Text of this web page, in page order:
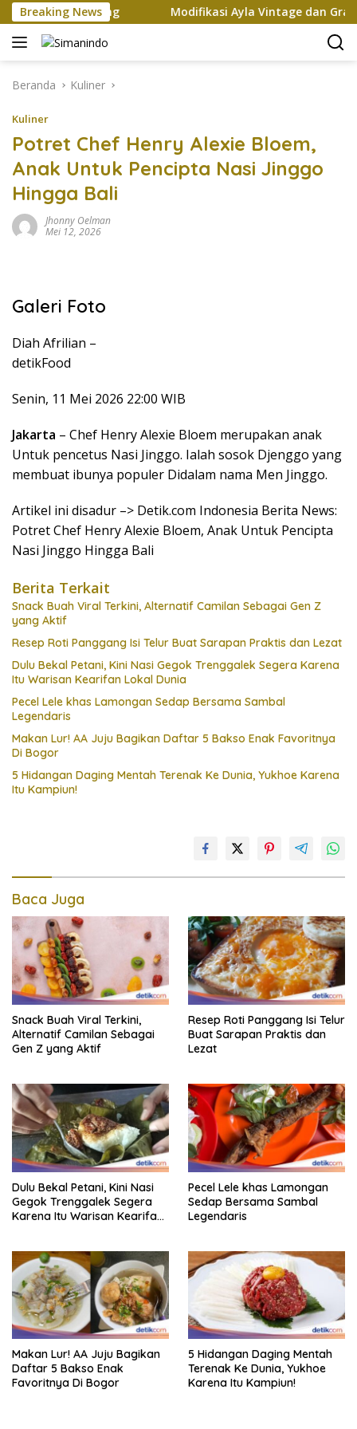
Langsung
ke
konten
Breaking News
dan Xi Jinping Modifikasi Ayla Vintage dan Gran
Beranda Kuliner
Kuliner
Potret Chef Henry Alexie Bloem,
Anak Untuk Pencipta Nasi Jinggo
Hingga Bali
Jhonny Oelman
Mei 12, 2026
Galeri Foto
Diah Afrilian –
detikFood
Senin, 11 Mei 2026 22:00 WIB
Jakarta – Chef Henry Alexie Bloem merupakan anak
Untuk pencetus Nasi Jinggo. Ialah sosok Djenggo yang
membuat ibunya populer Didalam nama Men Jinggo.
Artikel ini disadur –> Detik.com Indonesia Berita News:
Potret Chef Henry Alexie Bloem, Anak Untuk Pencipta
Nasi Jinggo Hingga Bali
Berita Terkait
Snack Buah Viral Terkini, Alternatif Camilan Sebagai Gen Z
yang Aktif
Resep Roti Panggang Isi Telur Buat Sarapan Praktis dan Lezat
Dulu Bekal Petani, Kini Nasi Gegok Trenggalek Segera Karena
Itu Warisan Kearifan Lokal Dunia
Pecel Lele khas Lamongan Sedap Bersama Sambal
Legendaris
Makan Lur! AA Juju Bagikan Daftar 5 Bakso Enak Favoritnya
Di Bogor
5 Hidangan Daging Mentah Terenak Ke Dunia, Yukhoe Karena
Itu Kampiun!
Baca Juga
Snack Buah Viral Terkini,
Alternatif Camilan Sebagai
Gen Z yang Aktif
Resep Roti Panggang Isi Telur
Buat Sarapan Praktis dan
Lezat
Dulu Bekal Petani, Kini Nasi
Gegok Trenggalek Segera
Karena Itu Warisan Kearifan
Pecel Lele khas Lamongan
Sedap Bersama Sambal
Legendaris
Makan Lur! AA Juju Bagikan
Daftar 5 Bakso Enak
Favoritnya Di Bogor
5 Hidangan Daging Mentah
Terenak Ke Dunia, Yukhoe
Karena Itu Kampiun!